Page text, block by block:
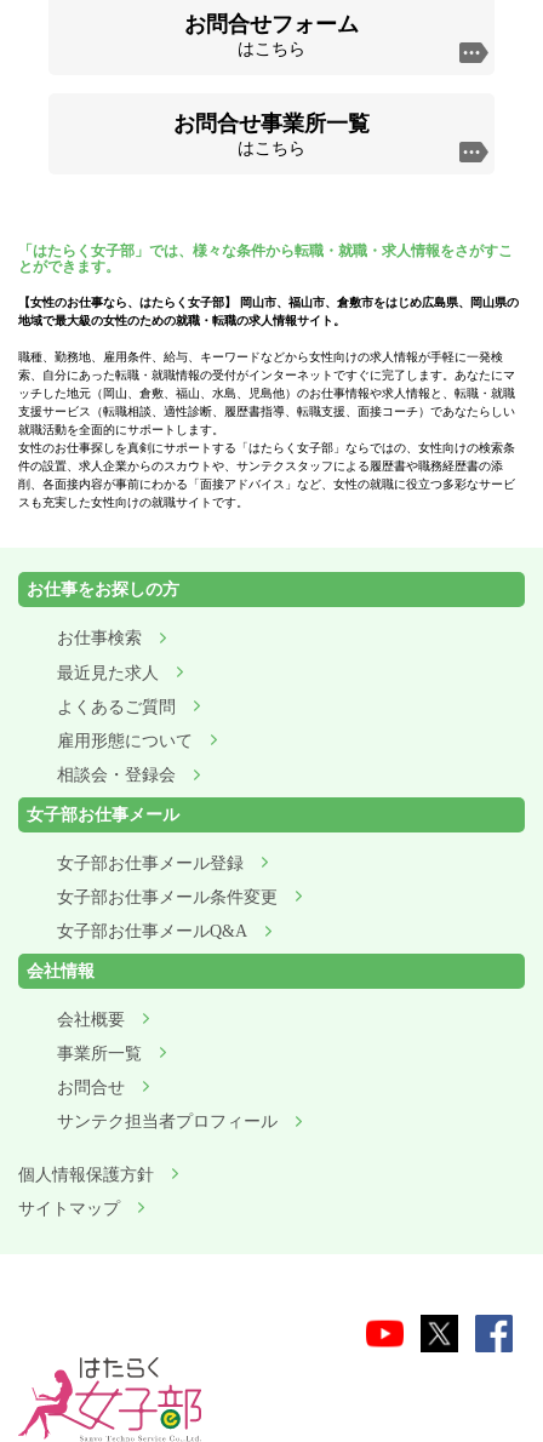
お問合せフォーム
はこちら
お問合せ事業所一覧
はこちら
「はたらく女子部」では、様々な条件から転職・就職・求人情報をさがすこ
とができます。
【女性のお仕事なら、はたらく女子部】 岡山市、福山市、倉敷市をはじめ広島県、岡山県の
地域で最大級の女性のための就職・転職の求人情報サイト。
職種、勤務地、雇用条件、給与、キーワードなどから女性向けの求人情報が手軽に一発検
索、自分にあった転職・就職情報の受付がインターネットですぐに完了します。あなたにマ
ッチした地元（岡山、倉敷、福山、水島、児島他）のお仕事情報や求人情報と、転職・就職
支援サービス（転職相談、適性診断、履歴書指導、転職支援、面接コーチ）であなたらしい
就職活動を全面的にサポートします。
女性のお仕事探しを真剣にサポートする「はたらく女子部」ならではの、女性向けの検索条
件の設置、求人企業からのスカウトや、サンテクスタッフによる履歴書や職務経歴書の添
削、各面接内容が事前にわかる「面接アドバイス」など、女性の就職に役立つ多彩なサービ
スも充実した女性向けの就職サイトです。
お仕事をお探しの方
お仕事検索
最近見た求人
よくあるご質問
雇用形態について
相談会・登録会
女子部お仕事メール
女子部お仕事メール登録
女子部お仕事メール条件変更
女子部お仕事メールQ&A
会社情報
会社概要
事業所一覧
お問合せ
サンテク担当者プロフィール
個人情報保護方針
サイトマップ